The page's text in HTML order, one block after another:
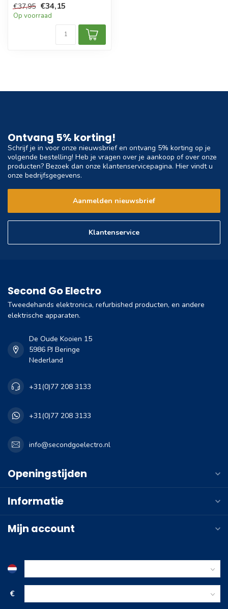
€37,95 €34,15
Op voorraad
Ontvang 5% korting!
Schrijf je in voor onze nieuwsbrief en ontvang 5% korting op je
volgende bestelling! Heb je vragen over je aankoop of over onze
producten? Bezoek dan onze klantenservicepagina. Hier vindt u
onze bedrijfsgegevens.
Aanmelden nieuwsbrief
Klantenservice
Second Go Electro
Tweedehands elektronica, refurbished producten, en andere
elektrische apparaten.
De Oude Kooien 15
5986 PJ Beringe
Nederland
+31(0)77 208 3133
+31(0)77 208 3133
info@secondgoelectro.nl
Openingstijden
Informatie
Mijn account
€